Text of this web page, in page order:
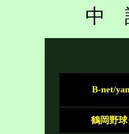
中
B-net/
鶴岡野